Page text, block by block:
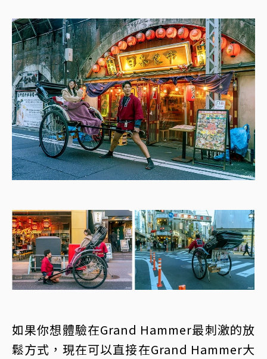
如果你想體驗在Grand Hammer最刺激的放
鬆方式，現在可以直接在Grand Hammer大